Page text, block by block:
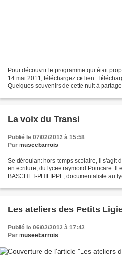
Pour découvrir le programme qui était
14 mai 2011, téléchargez ce lien:
Quelques souvenirs de cette nuit à
La voix du Transi
Publié le 07/02/2012 à 15:58
Par museebarrois
Se déroulant hors-temps scolaire, il s'agit
en écriture, du lycée raymond Poincaré. Il
BASCHET-PHILIPPE, documentaliste au
Les ateliers des Petits
Publié le 06/02/2012 à 17:42
Par museebarrois